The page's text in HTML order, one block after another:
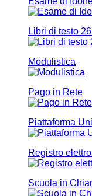
Libri di testo
Modulistica
Pago in Rete
Piattaforma
Registro
Scuola in